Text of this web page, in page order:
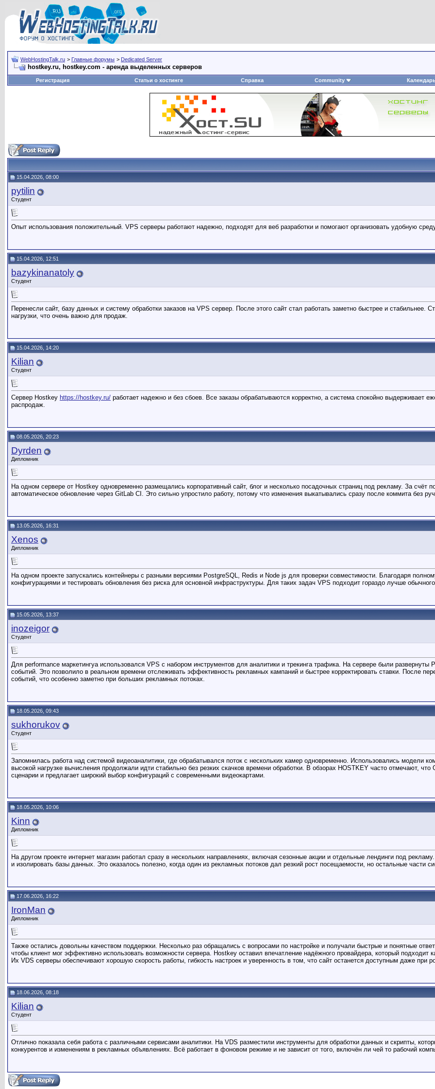
WebHostingTalk.ru > Главные форумы > Dedicated Server
hostkey.ru, hostkey.com - аренда выделенных серверов
Регистрация Статьи о хостинге Справка Community
15.04.2026, 08:00
pytilin
Студент
Опыт использования положительный. VPS серверы работают надежно, подходят для веб разработки и помогают организовать удобную
15.04.2026, 12:51
bazykinanatoly
Студент
Перенесли сайт, базу данных и систему обработки заказов на VPS сервер. После этого сайт стал работать заметно быстрее и
нагрузки, что очень важно для продаж.
15.04.2026, 14:20
Kilian
Студент
Сервер Hostkey https://hostkey.ru/ работает надежно и без сбоев. Все заказы обрабатываются корректно, а система спокойно выдерживает
распродаж.
08.05.2026, 20:23
Dyrden
Дипломник
На одном сервере от Hostkey одновременно размещались корпоративный сайт, блог и несколько посадочных страниц под рекламу. За счёт
автоматическое обновление через GitLab CI. Это сильно упростило работу, потому что изменения выкатывались сразу после коммита без
13.05.2026, 16:31
Xenos
Дипломник
На одном проекте запускались контейнеры с разными версиями PostgreSQL, Redis и Node js для проверки совместимости. Благодаря
конфигурациями и тестировать обновления без риска для основной инфраструктуры. Для таких задач VPS подходит гораздо лучше
15.05.2026, 13:37
inozeigor
Студент
Для performance маркетингуа использовался VPS с набором инструментов для аналитики и трекинга трафика. На сервере были
событий. Это позволило в реальном времени отслеживать эффективность рекламных кампаний и быстрее корректировать ставки. После
событий, что особенно заметно при больших рекламных потоках.
18.05.2026, 09:43
sukhorukov
Студент
Запомнилась работа над системой видеоаналитики, где обрабатывался поток с нескольких камер одновременно. Использовались модели
высокой нагрузке вычисления продолжали идти стабильно без резких скачков времени обработки. В обзорах HOSTKEY часто отмечают,
сценарии и предлагает широкий выбор конфигураций с современными видеокартами.
18.05.2026, 10:06
Kinn
Дипломник
На другом проекте интернет магазин работал сразу в нескольких направлениях, включая сезонные акции и отдельные лендинги под
и изолировать базы данных. Это оказалось полезно, когда один из рекламных потоков дал резкий рост посещаемости, но остальные части
17.06.2026, 16:22
IronMan
Дипломник
Также остались довольны качеством поддержки. Несколько раз обращались с вопросами по настройке и получали быстрые и понятные
чтобы клиент мог эффективно использовать возможности сервера. Hostkey оставил впечатление надёжного провайдера, который подходит
Их VDS серверы обеспечивают хорошую скорость работы, гибкость настроек и уверенность в том, что сайт останется доступным даже при
18.06.2026, 08:18
Kilian
Студент
Отлично показала себя работа с различными сервисами аналитики. На VDS разместили инструменты для обработки данных и скрипты,
конкурентов и изменениям в рекламных объявлениях. Всё работает в фоновом режиме и не зависит от того, включён ли чей то рабочий